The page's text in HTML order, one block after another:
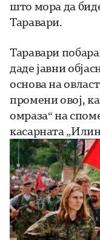
што мора да
Таравари.
Таравари
даде јавни
основа на
промени овој,
омраза“ на
касарната